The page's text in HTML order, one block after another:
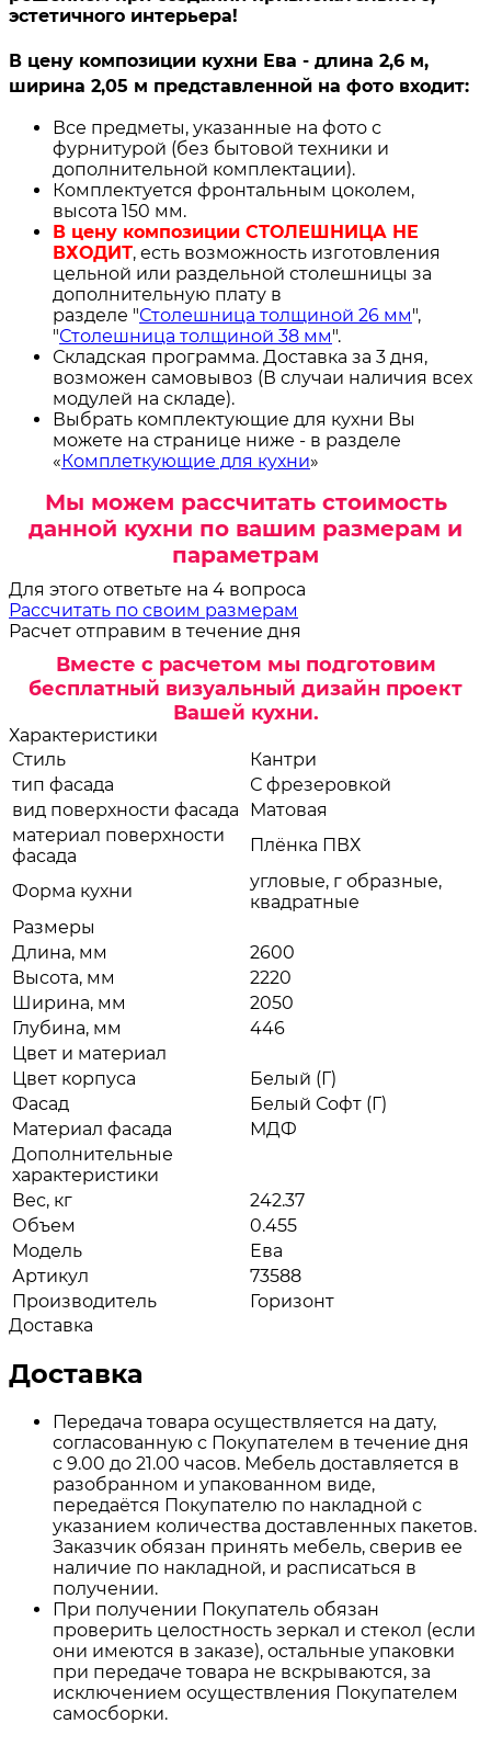
эстетичного интерьера!
В цену композиции кухни Ева - длина 2,6 м,
ширина 2,05 м представленной на фото входит:
Все предметы, указанные на фото с
фурнитурой (без бытовой техники и
дополнительной комплектации).
Комплектуется фронтальным цоколем,
высота 150 мм.
В цену композиции СТОЛЕШНИЦА НЕ
ВХОДИТ, есть возможность изготовления
цельной или раздельной столешницы за
дополнительную плату в
разделе "Столешница толщиной 26 мм",
"Столешница толщиной 38 мм".
Складская программа. Доставка за 3 дня,
возможен самовывоз (В случаи наличия всех
модулей на складе).
Выбрать комплектующие для кухни Вы
можете на странице ниже - в разделе
« Комплеткующие для кухни»
Мы можем рассчитать стоимость
данной кухни по вашим размерам и
параметрам
Для этого ответьте на 4 вопроса
Рассчитать по своим размерам
Расчет отправим в течение дня
Вместе с расчетом мы подготовим
бесплатный визуальный дизайн проект
Вашей кухни.
Характеристики
Стиль
Кантри
тип фасада
С фрезеровкой
вид поверхности фасада
Матовая
материал поверхности
фасада
Плёнка ПВХ
Форма кухни
угловые, г образные,
квадратные
Размеры
Длина, мм
2600
Высота, мм
2220
Ширина, мм
2050
Глубина, мм
446
Цвет и материал
Цвет корпуса
Белый (Г)
Фасад
Белый Софт (Г)
Материал фасада
МДФ
Дополнительные
характеристики
Вес, кг
242.37
Объем
0.455
Модель
Ева
Артикул
73588
Производитель
Горизонт
Доставка
Доставка
Передача товара осуществляется на дату,
согласованную с Покупателем в течение дня
с 9.00 до 21.00 часов. Мебель доставляется в
разобранном и упакованном виде,
передаётся Покупателю по накладной с
указанием количества доставленных пакетов.
Заказчик обязан принять мебель, сверив ее
наличие по накладной, и расписаться в
получении.
При получении Покупатель обязан
проверить целостность зеркал и стекол (если
они имеются в заказе), остальные упаковки
при передаче товара не вскрываются, за
исключением осуществления Покупателем
самосборки.